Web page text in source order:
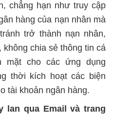
chẳng hạn như truy cập
hàng của nạn nhân mà
trở thành nạn nhân,
chia sẻ thông tin cá
mặt cho các ứng dụng
thời kích hoạt các biện
tài khoản ngân hàng.
lan qua Email và trang